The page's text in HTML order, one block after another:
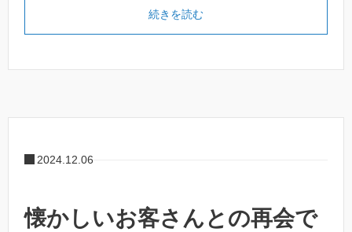
続きを読む
2024.12.06
懐かしいお客さんとの再会で